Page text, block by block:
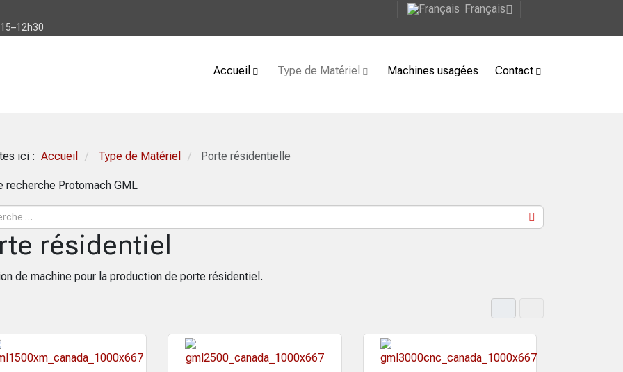
Français
Accueil Type de Matériel Machines usagées Contact
ici : Accueil / Type de Matériel / Porte résidentielle
recherche Protomach GML
résidentiel
de machine pour la production de porte résidentiel.